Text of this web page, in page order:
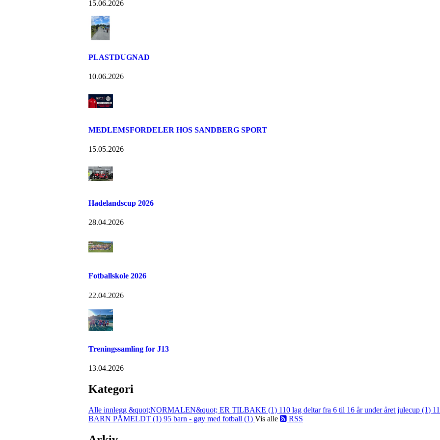
15.06.2026
PLASTDUGNAD
10.06.2026
MEDLEMSFORDELER HOS SANDBERG SPORT
15.05.2026
Hadelandscup 2026
28.04.2026
Fotballskole 2026
22.04.2026
Treningssamling for J13
13.04.2026
Kategori
Alle innlegg &quot;NORMALEN&quot; ER TILBAKE (1) 110 lag deltar fra 6 til 16 år under året julecup (1)
BARN PÅMELDT (1) 95 barn - gøy med fotball (1) Vis alle RSS